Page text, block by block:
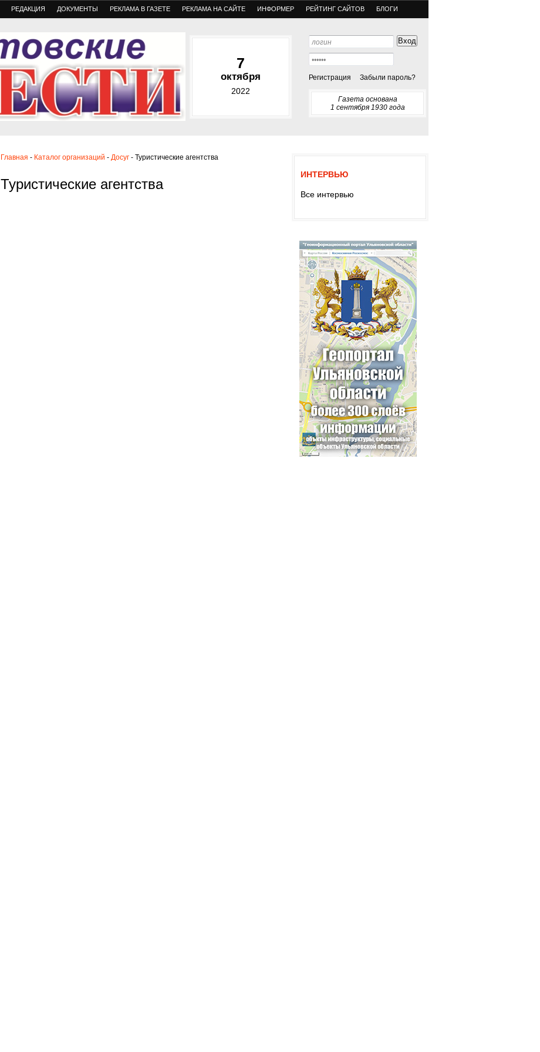
РЕДАКЦИЯ ДОКУМЕНТЫ РЕКЛАМА В ГАЗЕТЕ РЕКЛАМА НА САЙТЕ ИНФОРМЕР РЕЙТИНГ САЙТОВ БЛОГИ
7
октября
2022
Регистрация Забыли пароль?
Газета основана
1 сентября 1930 года
Главная - Каталог организаций - Досуг - Туристические агентства
Туристические агентства
ИНТЕРВЬЮ
Все интервью